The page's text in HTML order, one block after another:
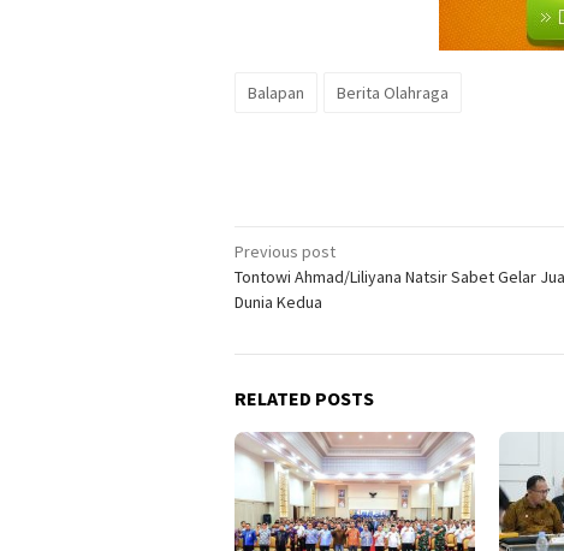
Balapan Berita Olahraga
Post
navigation
Previous post
Tontowi Ahmad/Liliyana Natsir Sabet Gelar
Dunia Kedua
RELATED POSTS